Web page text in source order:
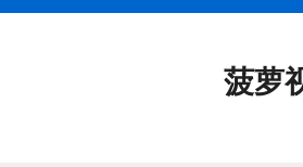
菠萝